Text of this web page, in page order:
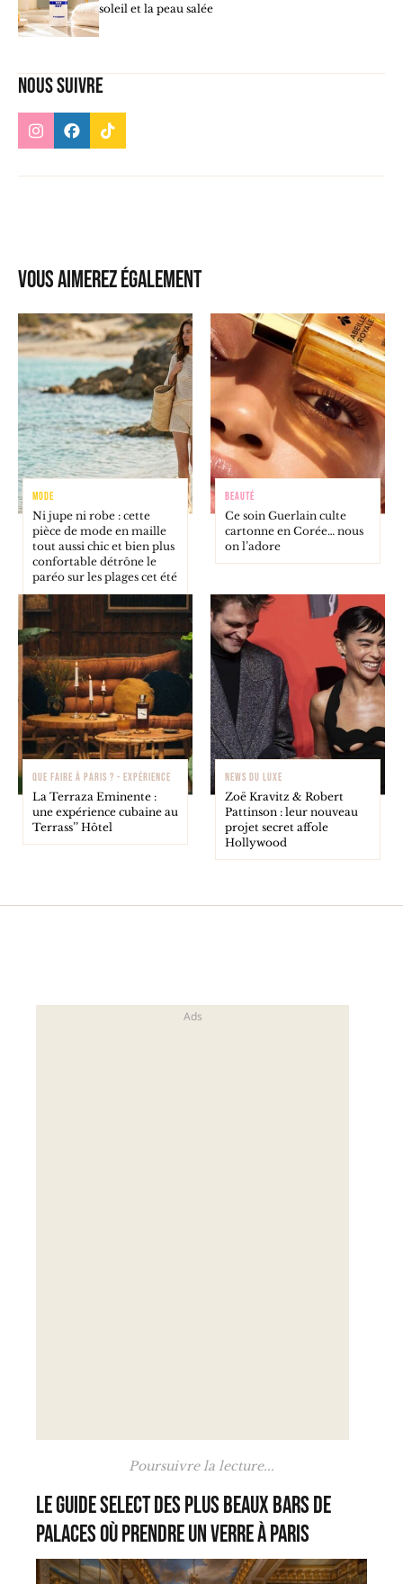
soleil et la peau salée
Nous suivre
Vous aimerez également
MODE
Ni jupe ni robe : cette
pièce de mode en maille
tout aussi chic et bien plus
confortable détrône le
paréo sur les plages cet été
BEAUTÉ
Ce soin Guerlain culte
cartonne en Corée… nous
on l’adore
QUE FAIRE À PARIS ? - EXPÉRIENCE
La Terraza Eminente :
une expérience cubaine au
Terrass’’ Hôtel
NEWS DU LUXE
Zoë Kravitz & Robert
Pattinson : leur nouveau
projet secret affole
Hollywood
Poursuivre la lecture...
Le Guide Select des plus beaux bars de
palaces où prendre un verre à Paris